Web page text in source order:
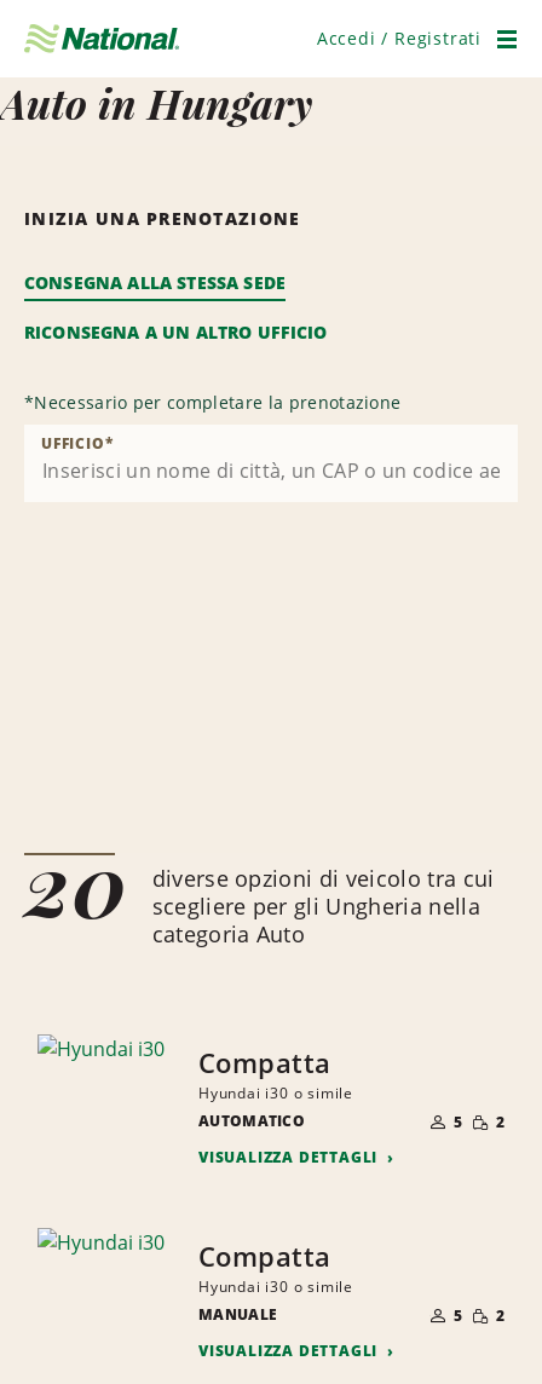
navigazione
Accedi / Registrati
Auto in Hungary
INIZIA UNA PRENOTAZIONE
CONSEGNA ALLA STESSA SEDE
RICONSEGNA A UN ALTRO UFFICIO
*Necessario per completare la prenotazione
UFFICIO*
20
diverse opzioni di veicolo tra cui
scegliere per gli Ungheria nella
categoria Auto
Compatta
Hyundai i30 o simile
AUTOMATICO
DI
PERSONE
5 RIDOTTA
2
VISUALIZZA DETTAGLI
Compatta
Hyundai i30 o simile
MANUALE
DI
PERSONE
5 RIDOTTA
2
VISUALIZZA DETTAGLI